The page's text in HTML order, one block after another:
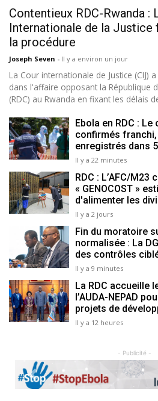
Contentieux RDC-Rwanda :
Internationale de la Justice
la procédure
Joseph Seven - Il y a environ un jour
La Cour internationale de Justice (CIJ)
dans l'affaire opposant la République
(RDC) au Rwanda en fixant les délais
Ebola en RDC :
confirmés
enregistrés dans
Il y a 22 minutes
RDC : L’AFC/M23
« GENOCOST »
d'alimenter les
Il y a 2 jours
Fin du moratoire
normalisée : La
des contrôles
Il y a 9 minutes
La RDC accueille
l’AUDA-NEPAD
projets de
Il y a 12 heures
- Publicité -
Previous